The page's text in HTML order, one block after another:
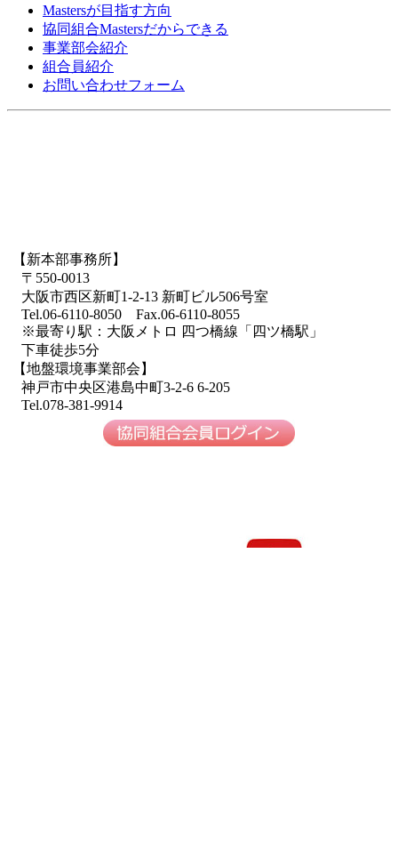
Mastersが目指す方向
協同組合Mastersだからできる
事業部会紹介
組合員紹介
お問い合わせフォーム
【新本部事務所】
〒550-0013
大阪市西区新町1-2-13 新町ビル506号室
Tel.06-6110-8050 Fax.06-6110-8055
※最寄り駅：大阪メトロ 四つ橋線「四ツ橋駅」
下車徒歩5分
【地盤環境事業部会】
神戸市中央区港島中町3-2-6 6-205
Tel.078-381-9914